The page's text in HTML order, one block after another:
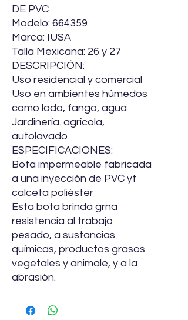
DE PVC
Modelo: 664359
Marca: IUSA
Talla Mexicana: 26 y 27
DESCRIPCIÓN:
Uso residencial y comercial
Uso en ambientes húmedos
como lodo, fango, agua
Jardinería. agrícola,
autolavado
ESPECIFICACIONES:
Bota impermeable fabricada
a una inyección de PVC yt
calceta poliéster
Esta bota brinda grna
resistencia al trabajo
pesado, a sustancias
químicas, productos grasos
vegetales y animale, y a la
abrasión.